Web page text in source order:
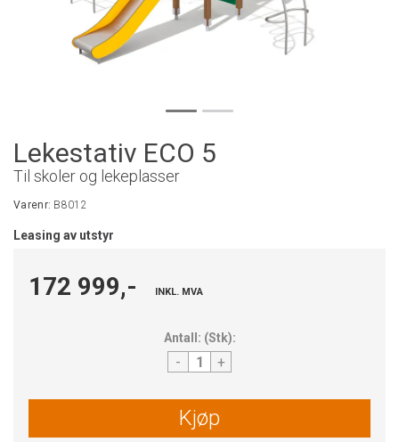
Lekestativ ECO 5
Til skoler og lekeplasser
Varenr: B8012
Leasing av utstyr
172 999,- INKL. MVA
Antall: (Stk):
- +
Kjøp